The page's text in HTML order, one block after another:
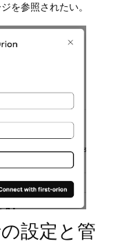
を参照されたい。
設定と管